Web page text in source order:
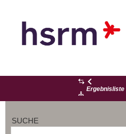
Ergebnisliste
SUCHE